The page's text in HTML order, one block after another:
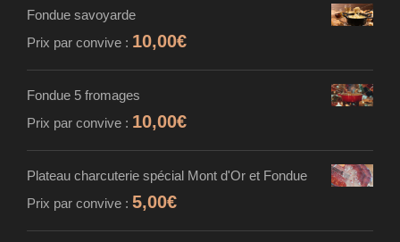
Fondue savoyarde
Prix par convive : 10,00€
Fondue 5 fromages
Prix par convive : 10,00€
Plateau charcuterie spécial Mont d'Or et Fondue
Prix par convive : 5,00€